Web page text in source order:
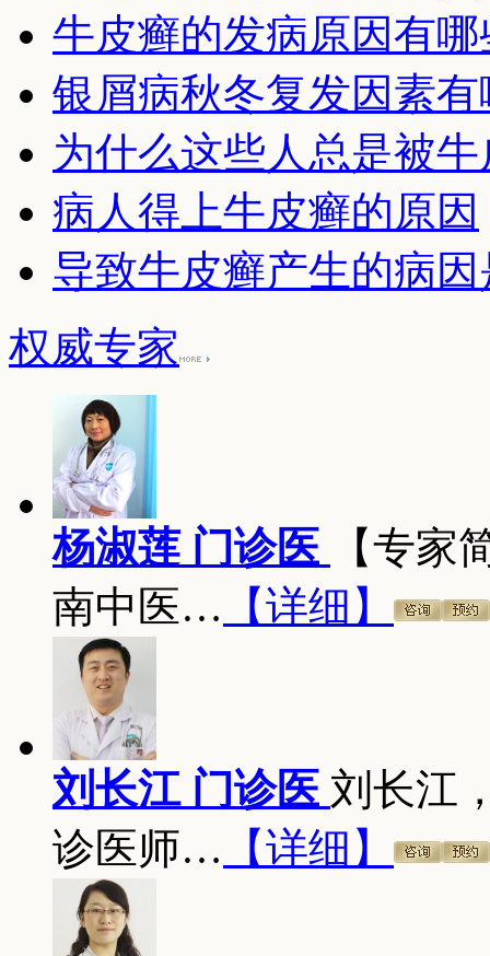
牛皮癣的发病原因有哪
银屑病秋冬复发因素有
为什么这些人总是被
病人得上牛皮癣的原因
导致牛皮癣产生的病
权威专家
杨淑莲 门诊医
【专家
南中医… 【详细】
刘长江 门诊医 刘长江
诊医师… 【详细】